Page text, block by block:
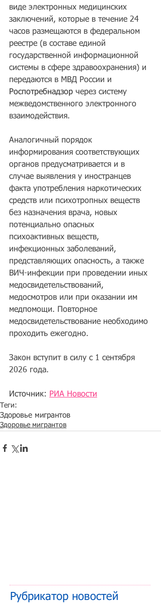
виде электронных медицинских
заключений, которые в течение 24
часов размещаются в федеральном
реестре (в составе единой
государственной информационной
системы в сфере здравоохранения) и
передаются в МВД России и
Роспотребнадзор через систему
межведомственного электронного
взаимодействия.
Аналогичный порядок
информирования соответствующих
органов предусматривается и в
случае выявления у иностранцев
факта употребления наркотических
средств или психотропных веществ
без назначения врача, новых
потенциально опасных
психоактивных веществ,
инфекционных заболеваний,
представляющих опасность, а также
ВИЧ-инфекции при проведении иных
медосвидетельствований,
медосмотров или при оказании им
медпомощи. Повторное
медосвидетельствование необходимо
проходить ежегодно.
Закон вступит в силу с 1 сентября
2026 года.
Источник: РИА Новости
Теги:
Здоровье мигрантов
Здоровье мигрантов
Рубрикатор новостей